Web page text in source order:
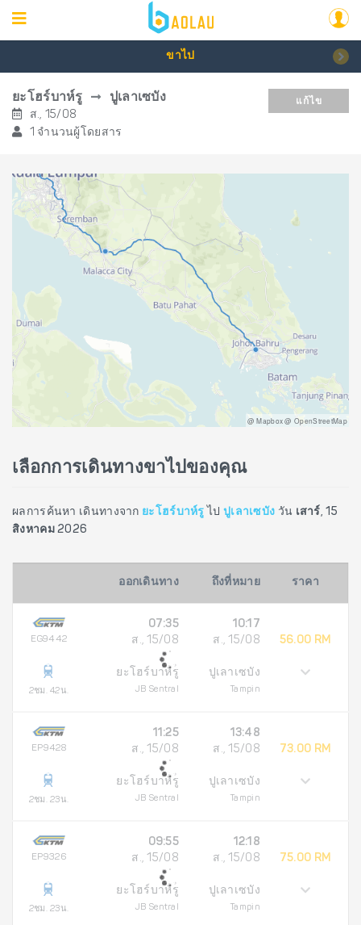
ขาไป
ยะโฮร์บาห์รู ปูเลาเซบัง
ส., 15/08
1 จำนวนผู้โดยสาร
แก้ไข
@ Mapbox @ OpenStreetMap
เลือกการเดินทางขาไปของคุณ
ผลการค้นหา เดินทางจาก ยะโฮร์บาห์รู ไป ปูเลาเซบัง วัน เสาร์, 15
สิงหาคม 2026
ออกเดินทาง ถึงที่หมาย ราคา
EG9442
2ชม. 42น.
07:35
ส., 15/08
ยะโฮร์บาห์รู
JB Sentral
10:17
ส., 15/08
ปูเลาเซบัง
Tampin
56.00 RM
EP9428
2ชม. 23น.
11:25
ส., 15/08
ยะโฮร์บาห์รู
JB Sentral
13:48
ส., 15/08
ปูเลาเซบัง
Tampin
73.00 RM
EP9326
2ชม. 23น.
09:55
ส., 15/08
ยะโฮร์บาห์รู
JB Sentral
12:18
ส., 15/08
ปูเลาเซบัง
Tampin
75.00 RM